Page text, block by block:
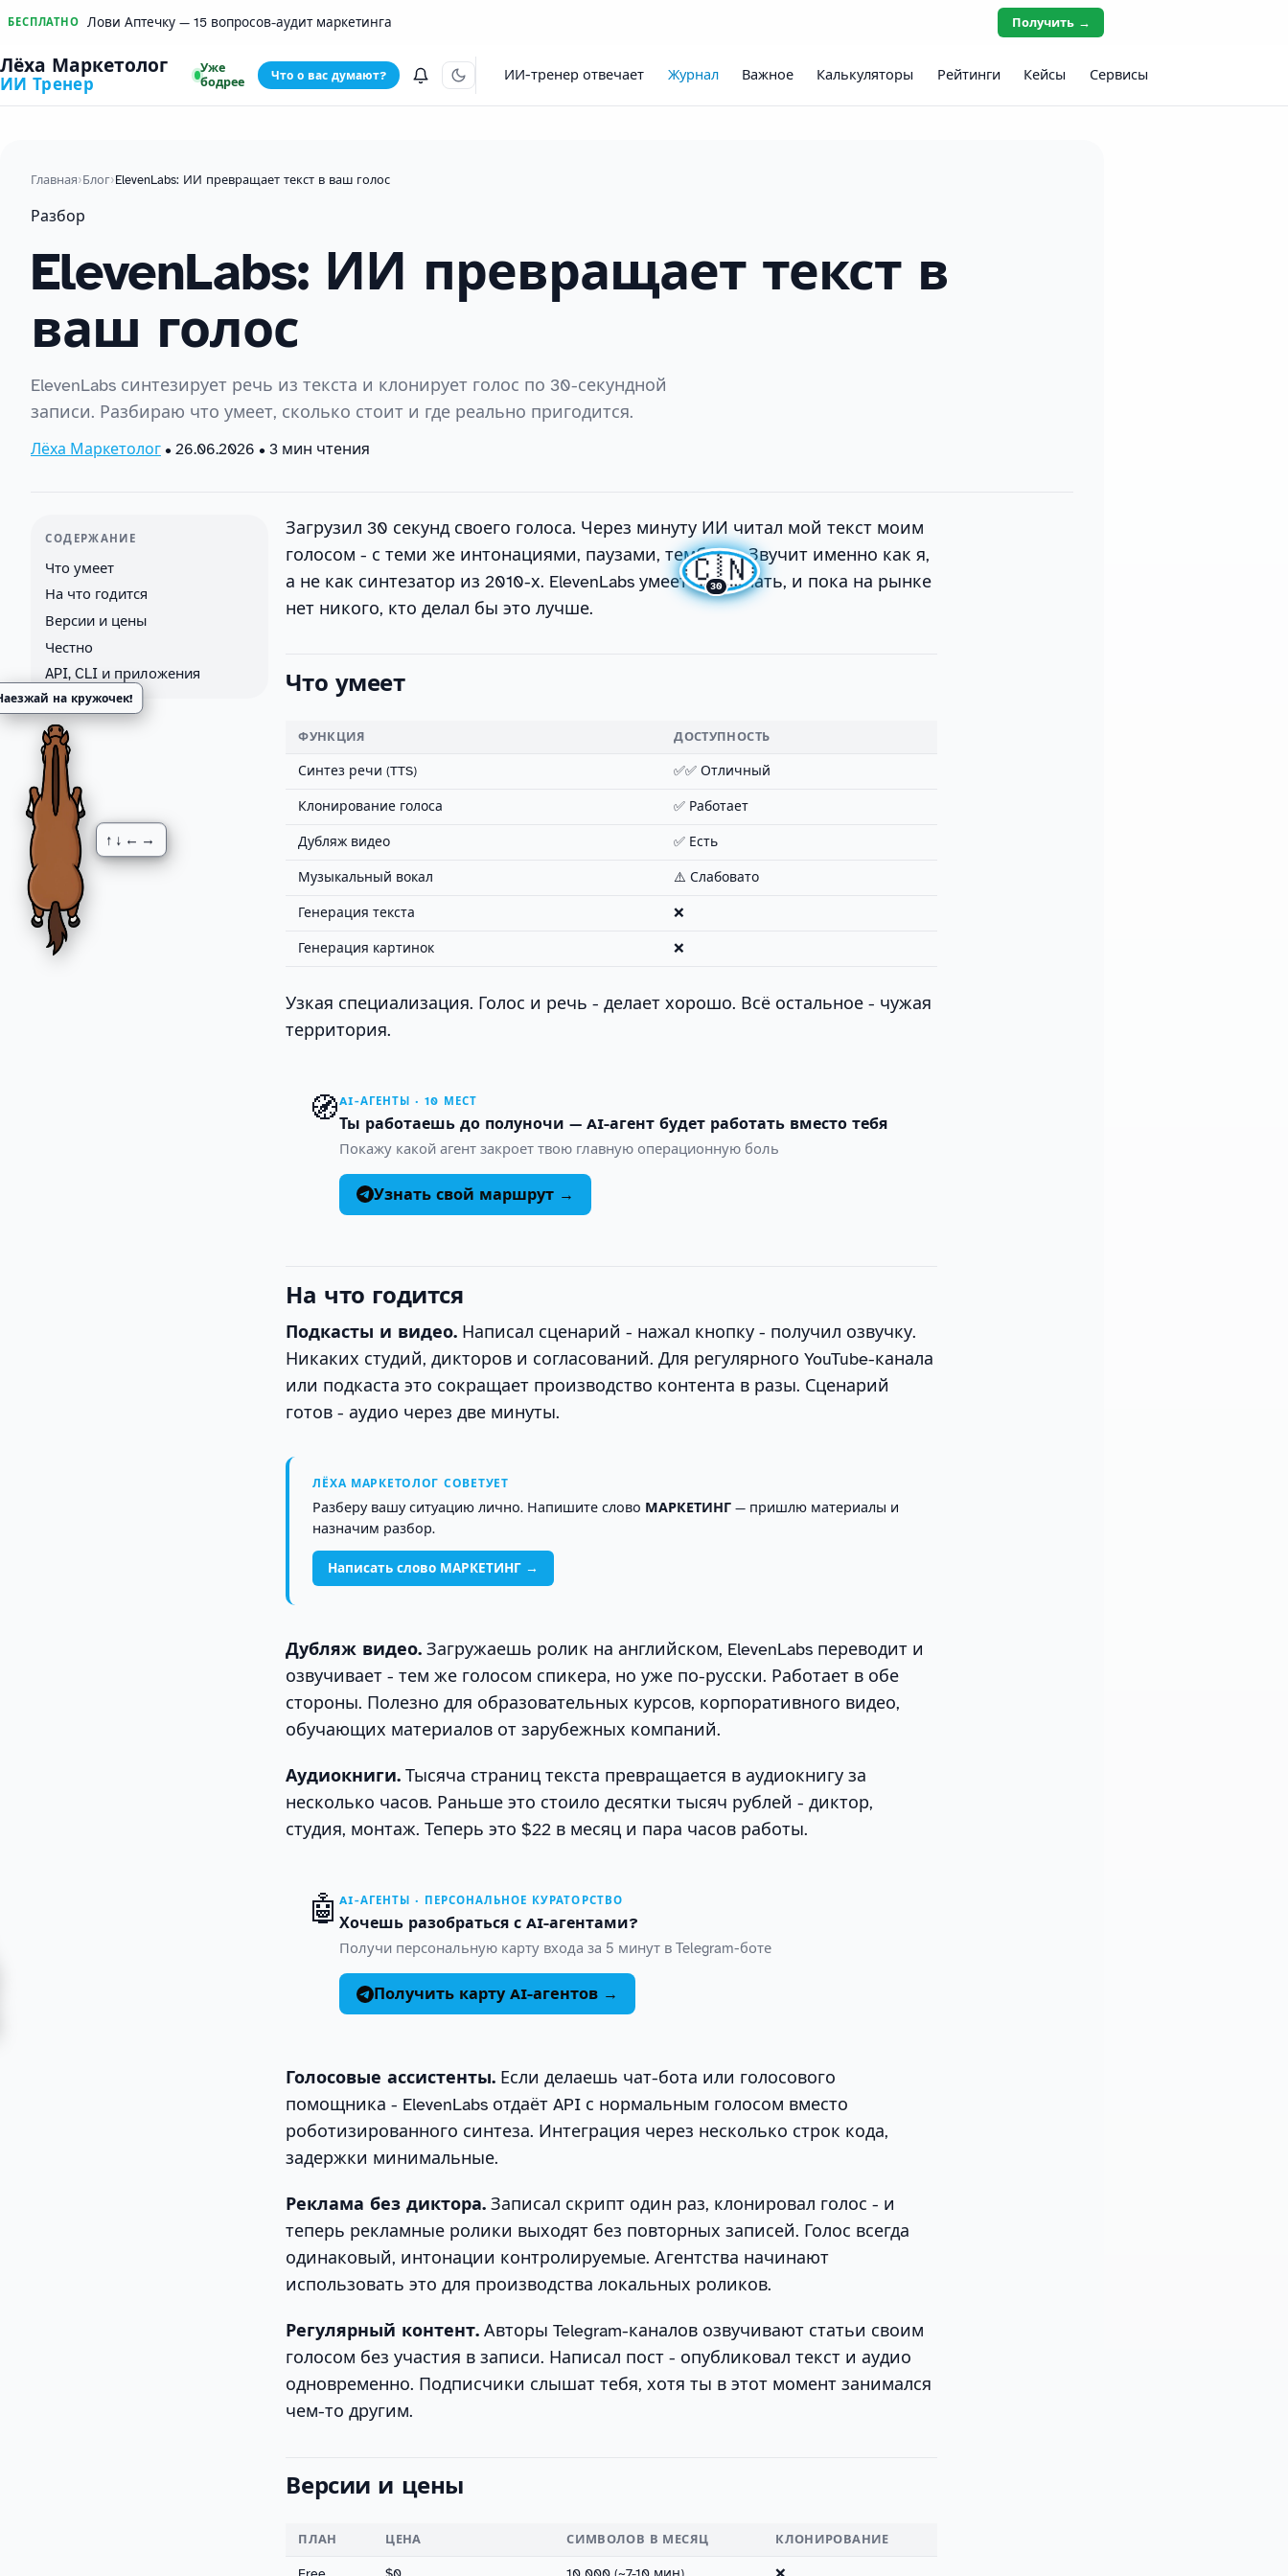
БЕСПЛАТНО Лови Аптечку — 15 вопросов-аудит маркетинга Получить →
Лёха Маркетолог
ИИ Тренер
Уже
бодрее
Что о вас думают? ИИ-тренер отвечает Журнал Важное Калькуляторы Рейтинги Кейсы Сервисы
Главная›Блог›ElevenLabs: ИИ превращает текст в ваш голос
Разбор
ElevenLabs: ИИ превращает текст в
ваш голос
ElevenLabs синтезирует речь из текста и клонирует голос по 30-секундной
записи. Разбираю что умеет, сколько стоит и где реально пригодится.
Лёха Маркетолог • 26.06.2026 • 3 мин чтения
СОДЕРЖАНИЕ
Что умеет
На что годится
Версии и цены
Честно
API, CLI и приложения
Загрузил 30 секунд своего голоса. Через минуту ИИ читал мой текст моим
голосом - с теми же интонациями, паузами, тембром. Звучит именно как я,
а не как синтезатор из 2010-х. ElevenLabs умеет это делать, и пока на рынке
нет никого, кто делал бы это лучше.
Что умеет
ФУНКЦИЯ ДОСТУПНОСТЬ
Синтез речи (TTS) ✅✅ Отличный
Клонирование голоса ✅ Работает
Дубляж видео ✅ Есть
Музыкальный вокал ⚠️ Слабовато
Генерация текста ❌
Генерация картинок ❌
Узкая специализация. Голос и речь - делает хорошо. Всё остальное - чужая
территория.
🧭AI-АГЕНТЫ · 10 МЕСТ
Ты работаешь до полуночи — AI-агент будет работать вместо тебя
Покажу какой агент закроет твою главную операционную боль
Узнать свой маршрут →
На что годится
Подкасты и видео. Написал сценарий - нажал кнопку - получил озвучку.
Никаких студий, дикторов и согласований. Для регулярного YouTube-канала
или подкаста это сокращает производство контента в разы. Сценарий
готов - аудио через две минуты.
ЛЁХА МАРКЕТОЛОГ СОВЕТУЕТ
Разберу вашу ситуацию лично. Напишите слово МАРКЕТИНГ — пришлю материалы и
назначим разбор.
Написать слово МАРКЕТИНГ →
Дубляж видео. Загружаешь ролик на английском, ElevenLabs переводит и
озвучивает - тем же голосом спикера, но уже по-русски. Работает в обе
стороны. Полезно для образовательных курсов, корпоративного видео,
обучающих материалов от зарубежных компаний.
Аудиокниги. Тысяча страниц текста превращается в аудиокнигу за
несколько часов. Раньше это стоило десятки тысяч рублей - диктор,
студия, монтаж. Теперь это $22 в месяц и пара часов работы.
🤖AI-АГЕНТЫ · ПЕРСОНАЛЬНОЕ КУРАТОРСТВО
Хочешь разобраться с AI-агентами?
Получи персональную карту входа за 5 минут в Telegram-боте
Получить карту AI-агентов →
Голосовые ассистенты. Если делаешь чат-бота или голосового
помощника - ElevenLabs отдаёт API с нормальным голосом вместо
роботизированного синтеза. Интеграция через несколько строк кода,
задержки минимальные.
Реклама без диктора. Записал скрипт один раз, клонировал голос - и
теперь рекламные ролики выходят без повторных записей. Голос всегда
одинаковый, интонации контролируемые. Агентства начинают
использовать это для производства локальных роликов.
Регулярный контент. Авторы Telegram-каналов озвучивают статьи своим
голосом без участия в записи. Написал пост - опубликовал текст и аудио
одновременно. Подписчики слышат тебя, хотя ты в этот момент занимался
чем-то другим.
Версии и цены
ПЛАН ЦЕНА СИМВОЛОВ В МЕСЯЦ КЛОНИРОВАНИЕ
на кружочек!
↑↓←→
🇨🇳
30